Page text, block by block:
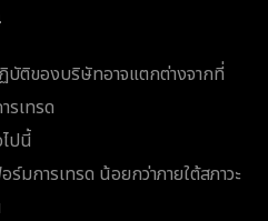
ติของบริษัทอาจแตกต่างจากที่
รเทรด
ปนี้
ร์มการเทรด น้อยกว่าภายใต้สภาวะ